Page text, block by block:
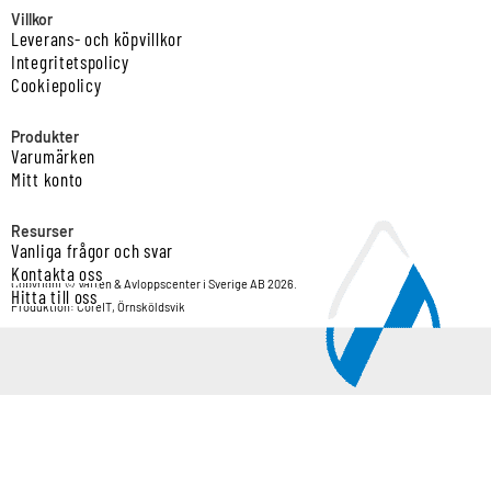
Villkor
Leverans- och köpvillkor
Integritetspolicy
Cookiepolicy
Produkter
Varumärken
Mitt konto
Resurser
Vanliga frågor och svar
Kontakta oss
Hitta till oss
Copyright © Vatten & Avloppscenter i Sverige AB 2026.
Produktion: CoreIT, Örnsköldsvik